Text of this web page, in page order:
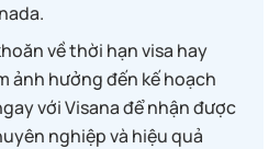
về thời hạn visa hay
ảnh hưởng đến kế hoạch
với Visana để nhận được
nghiệp và hiệu quả